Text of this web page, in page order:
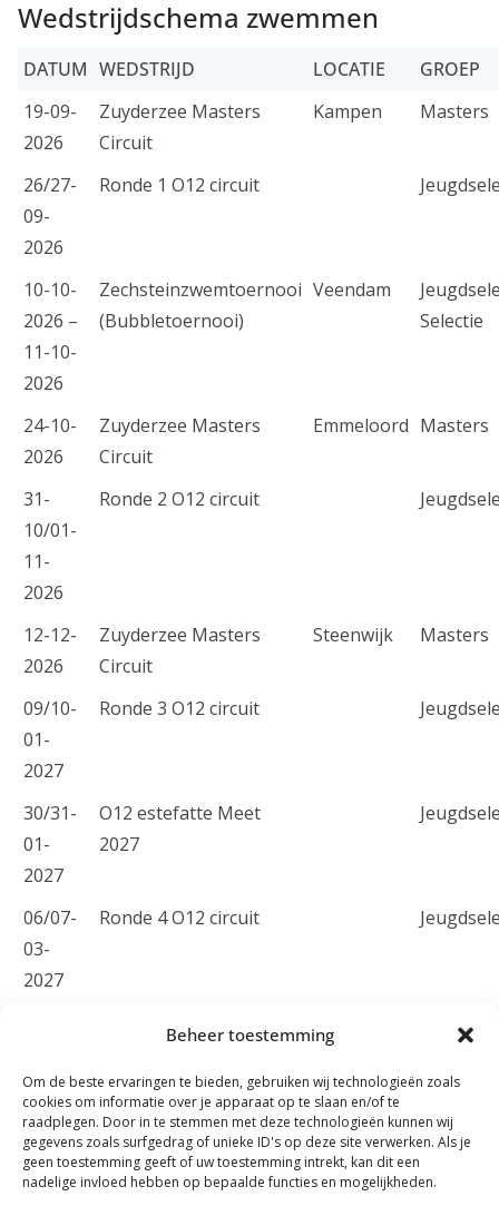
Beheer toestemming
Om de beste ervaringen te bieden, gebruiken wij technologieën zoals
cookies om informatie over je apparaat op te slaan en/of te
raadplegen. Door in te stemmen met deze technologieën kunnen wij
gegevens zoals surfgedrag of unieke ID's op deze site verwerken. Als je
geen toestemming geeft of uw toestemming intrekt, kan dit een
nadelige invloed hebben op bepaalde functies en mogelijkheden.
Coevorden
Wedstrijdschema zwemmen
DATUM WEDSTRIJD LOCATIE
GROEP
19-09-
2026
Zuyderzee Masters
Circuit
Kampen Masters
26/27-
09-
2026
Ronde 1 O12 circuit
10-10-
2026 –
11-10-
2026
Zechsteinzwemtoernooi
(Bubbletoernooi)
Veendam
Selectie
24-10-
2026
Zuyderzee Masters
Circuit
Emmeloord Masters
31-
10/01-
11-
2026
Ronde 2 O12 circuit
12-12-
2026
Zuyderzee Masters
Circuit
Steenwijk Masters
09/10-
01-
2027
Ronde 3 O12 circuit
30/31-
01-
2027
O12 estefatte Meet
2027
06/07-
03-
2027
Ronde 4 O12 circuit
2027
Ronde 5 O12 circuit
29/30-
05-
2027
Ronde 6 O12 circuit